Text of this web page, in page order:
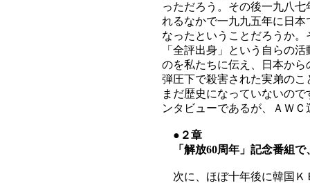
っただろう。その後一九八
れるなかで一九九五年に日
なったということだろうか
「全評出身」という自らの
のを私たちに伝え、日本か
弾圧下で殺害された実弟の
まだ歴史になっていないの
ンタビューであるが、ＡＷ
●２章
「解放60周年」記念番組で
次に、ほぼ十年後に韓国Ｋ